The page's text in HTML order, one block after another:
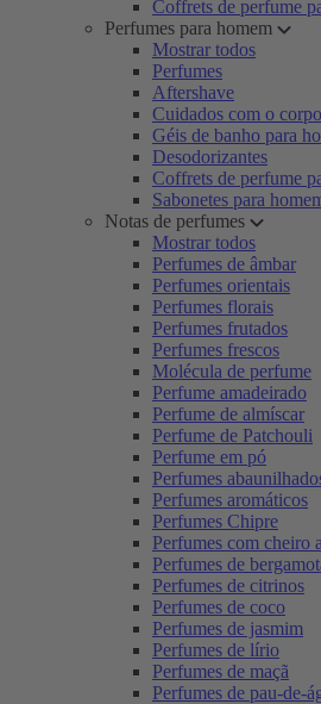
Coffrets de perfume
Perfumes para homem
Mostrar todos
Perfumes
Aftershave
Cuidados com o corpo
Géis de banho para
Desodorizantes
Coffrets de perfume
Sabonetes para
Notas de perfumes
Mostrar todos
Perfumes de âmbar
Perfumes orientais
Perfumes florais
Perfumes frutados
Perfumes frescos
Molécula de perfume
Perfume amadeirado
Perfume de almíscar
Perfume de Patchouli
Perfume em pó
Perfumes
Perfumes aromáticos
Perfumes Chipre
Perfumes com cheiro
Perfumes de
Perfumes de citrinos
Perfumes de coco
Perfumes de jasmim
Perfumes de lírio
Perfumes de maçã
Perfumes de pau-de-